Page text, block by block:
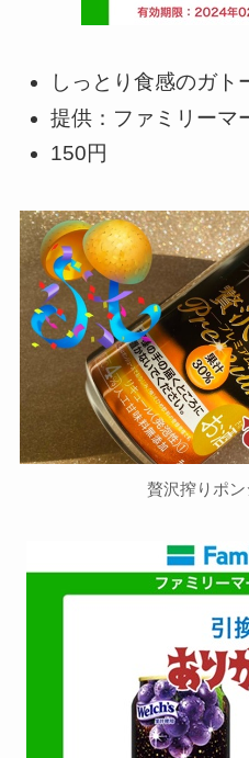
しっとり食感のガト
提供：ファミリーマ
150円
贅沢搾りポ